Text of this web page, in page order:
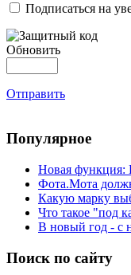
Подписаться на
Обновить
Отправить
Популярное
Новая функция:
Фота.Мота
Какую марку
Что такое "под
В новый год - с
Поиск по сайту